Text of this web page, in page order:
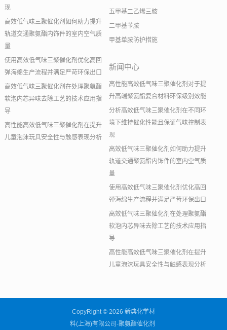
现
高效低气味三聚催化剂如何助力提升
轨道交通聚氨酯内饰件的室内空气质
量
使用高效低气味三聚催化剂优化高回
弹海绵生产流程并满足严苛环保出口
高效低气味三聚催化剂在处理聚氨酯
软泡内芯异味去除工艺的技术应用指
导
高性能高效低气味三聚催化剂在提升
儿童泡沫玩具安全性与触感表现分析
五甲基二乙烯三胺
二甲基苄胺
甲基单胺防护措施
新闻中心
高性能高效低气味三聚催化剂对于提
升高端聚氨酯复合材料环保级别效能
分析高效低气味三聚催化剂在不同环
境下维持催化性能且保证气味控制表
现
高效低气味三聚催化剂如何助力提升
轨道交通聚氨酯内饰件的室内空气质
量
使用高效低气味三聚催化剂优化高回
弹海绵生产流程并满足严苛环保出口
高效低气味三聚催化剂在处理聚氨酯
软泡内芯异味去除工艺的技术应用指
导
高性能高效低气味三聚催化剂在提升
儿童泡沫玩具安全性与触感表现分析
CopyRight © 2026 新典化学材
料(上海)有限公司-聚氨酯催化剂